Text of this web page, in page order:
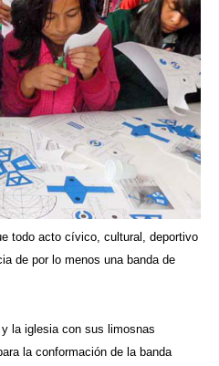
todo acto cívico, cultural, deportivo
de por lo menos una banda de
la iglesia con sus limosnas
la conformación de la banda